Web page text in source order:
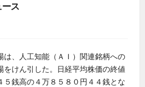
ース
は、人工知能（ＡＩ）関連銘柄への
をけん引した。日経平均株価の終値
５銭高の４万８５８０円４４銭とな